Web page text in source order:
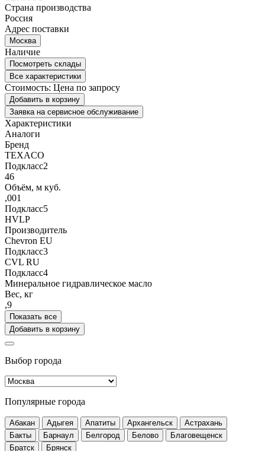
Страна производства
Россия
Адрес поставки
Москва
Наличие
Посмотреть склады
Все характеристики
Стоимость: Цена по запросу
Добавить в корзину
Заявка на сервисное обслуживание
Характеристики
Аналоги
Бренд
TEXACO
Подкласс2
46
Объём, м куб.
,001
Подкласс5
HVLP
Производитель
Chevron EU
Подкласс3
CVL RU
Подкласс4
Минеральное гидравлическое масло
Вес, кг
,9
Показать все
Добавить в корзину
Выбор города
Популярные города
Абакан Адыгея Апатиты Архангельск
Астрахань
Бакты
Барнаул Белгород Белово
Благовещенск
Братск
Брянск